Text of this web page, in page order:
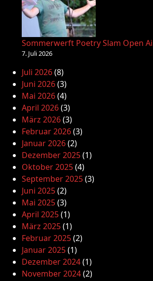
Sommerwerft Poetry Slam Open
7. Juli 2026
Juli 2026(8)
Juni 2026(3)
Mai 2026(4)
April 2026(3)
März 2026(3)
Februar 2026(3)
Januar 2026(2)
Dezember 2025(1)
Oktober 2025(4)
September 2025(3)
Juni 2025(2)
Mai 2025(3)
April 2025(1)
März 2025(1)
Februar 2025(2)
Januar 2025(1)
Dezember 2024(1)
November 2024(2)